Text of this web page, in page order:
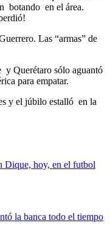
botando en el área.
Las “armas” de
y Querétaro sólo aguantó
para empatar.
y el júbilo estalló en la
Dique, hoy, en el futbol
la banca todo el tiempo